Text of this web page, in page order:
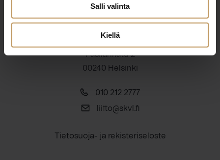
Salli valinta
Kiellä
Suomen Kiinteistönvälittäjät ry
Finlands Fastighetsmäklare rf
Pasilankatu 2
00240 Helsinki
010 212 2777
liitto@skvl.fi
Tietosuoja- ja rekisteriseloste